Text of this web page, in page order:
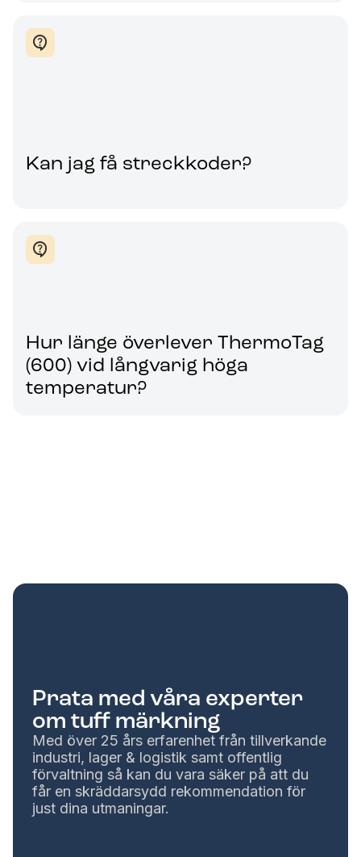
Kan jag få streckkoder?
Hur länge överlever ThermoTag
(600) vid långvarig höga
temperatur?
Prata med våra experter
om tuff märkning
Med över 25 års erfarenhet från tillverkande
industri, lager & logistik samt offentlig
förvaltning så kan du vara säker på att du
får en skräddarsydd rekommendation för
just dina utmaningar.